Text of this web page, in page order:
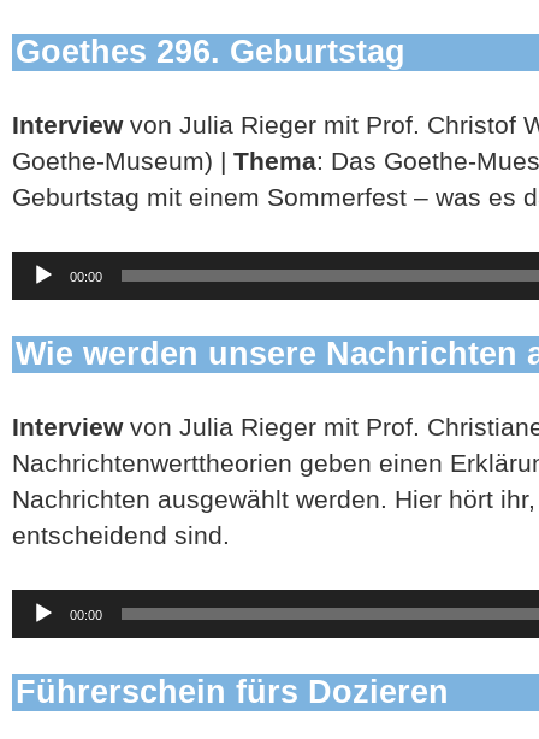
Goethes 296. Geburtstag
Interviewvon Julia Rieger mit Prof. Christof
Goethe-Museum) | Thema: Das Goethe-
Geburtstag mit einem Sommerfest – was es
Audio-
Player
00:00
Wie werden unsere Nachrichten
Interviewvon Julia Rieger mit Prof.
Nachrichtenwerttheorien geben einen
Nachrichten ausgewählt werden. Hier hört
entscheidend sind.
Audio-
Player
00:00
Führerschein fürs Dozieren